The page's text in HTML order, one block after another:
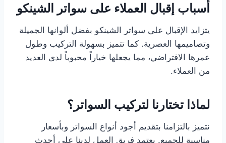
أسباب إقبال العملاء على سواتر الشينكو
يتزايد الإقبال على سواتر الشينكو بفضل ألوانها الجميلة
وتصاميمها العصرية. كما تتميز بسهولة التركيب وطول
عمرها الافتراضي، مما يجعلها خياراً محبوباً لدى العديد
من العملاء.
لماذا تختارنا لتركيب السواتر؟
نتميز بالتزامنا بتقديم أجود أنواع السواتر وبأسعار
مناسبة للجميع. يعتمد فريق العمل لدينا على أحدث